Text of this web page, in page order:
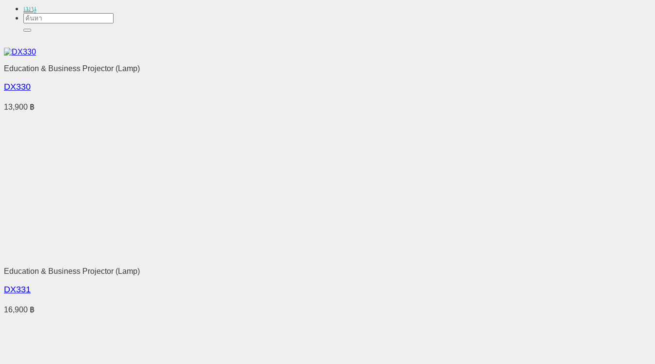
เมนู
ค้นหา:
Education & Business Projector (Lamp)
DX330
13,900 ฿
Education & Business Projector (Lamp)
DX331
16,900 ฿